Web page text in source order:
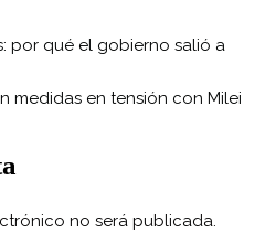
por qué el gobierno salió a
medidas en tensión con Milei
no será publicada.